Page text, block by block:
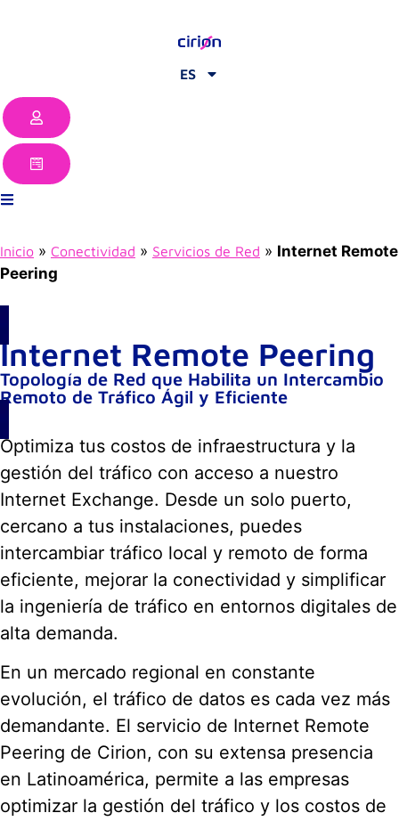
ES
Inicio » Conectividad » Servicios de Red » Internet Remote
Peering
Internet Remote Peering
Topología de Red que Habilita un Intercambio
Remoto de Tráfico Ágil y Eficiente
Optimiza tus costos de infraestructura y la
gestión del tráfico con acceso a nuestro
Internet Exchange. Desde un solo puerto,
cercano a tus instalaciones, puedes
intercambiar tráfico local y remoto de forma
eficiente, mejorar la conectividad y simplificar
la ingeniería de tráfico en entornos digitales de
alta demanda.
En un mercado regional en constante
evolución, el tráfico de datos es cada vez más
demandante. El servicio de Internet Remote
Peering de Cirion, con su extensa presencia
en Latinoamérica, permite a las empresas
optimizar la gestión del tráfico y los costos de